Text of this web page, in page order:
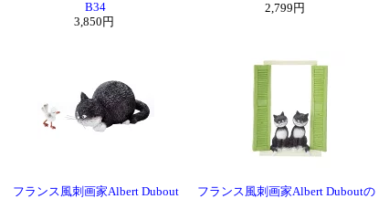
B34
3,850円
2,799円
フランス風刺画家Albert Dubout
フランス風刺画家Albert Duboutの